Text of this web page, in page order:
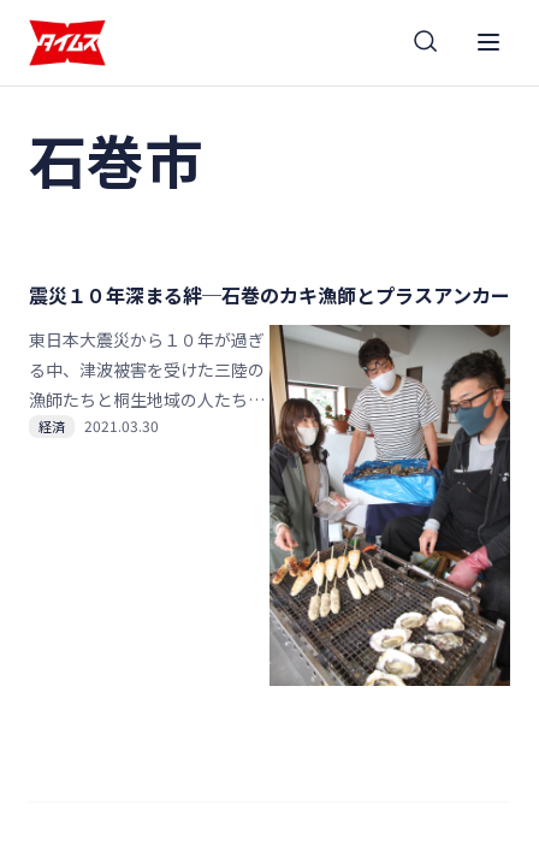
石巻市
震災１０年深まる絆─石巻のカキ漁師とプラスアンカー
東日本大震災から１０年が過ぎ
る中、津波被害を受けた三陸の
漁師たちと桐生地域の人たちと
の交流が新たな展開を迎えた。
経済 2021.03.30